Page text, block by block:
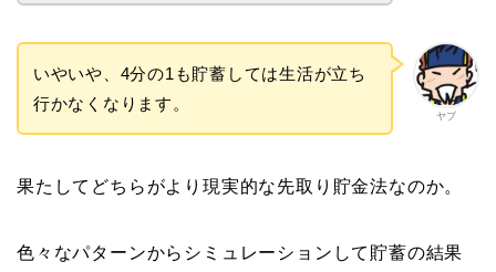
ヤブ
いやいや、4分の1も貯蓄しては生活が立ち
行かなくなります。
果たしてどちらがより現実的な先取り貯金法なのか。
色々なパターンからシミュレーションして貯蓄の結果